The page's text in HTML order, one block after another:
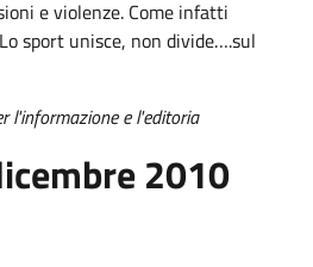
e violenze. Come infatti
sport unisce, non divide….sul
l'informazione e l'editoria
2010